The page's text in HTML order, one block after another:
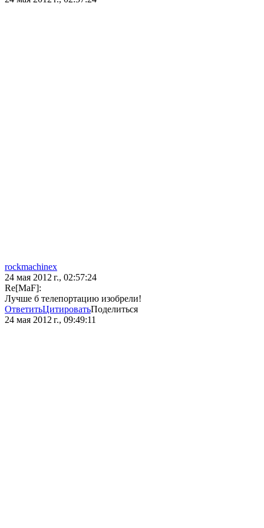
rockmachinex
24 мая 2012 г., 02:57:24
Re[MaF]:
Лучше б телепортацию изобрели!
ОтветитьЦитироватьПоделиться
24 мая 2012 г., 09:49:11